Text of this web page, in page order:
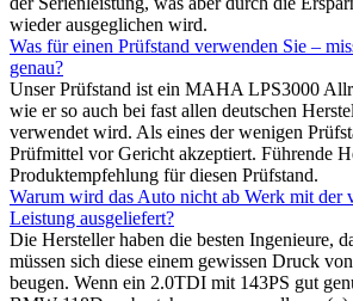
wieder ausgeglichen wird.
Was für einen Prüfstand verwenden Sie –
genau?
Unser Prüfstand ist ein MAHA LPS3000
wie er so auch bei fast allen deutschen
verwendet wird. Als eines der wenigen
Prüfmittel vor Gericht akzeptiert. Führende
Produktempfehlung für diesen Prüfstand.
Warum wird das Auto nicht ab Werk mit der
Leistung ausgeliefert?
Die Hersteller haben die besten Ingenieure,
müssen sich diese einem gewissen Druck
beugen. Wenn ein 2.0TDI mit 143PS gut